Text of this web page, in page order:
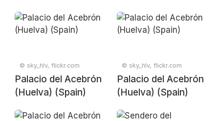
© sky_hlv, flickr.com
Palacio del Acebrón
(Huelva) (Spain)
© sky_hlv, flickr.com
Palacio del Acebrón
(Huelva) (Spain)